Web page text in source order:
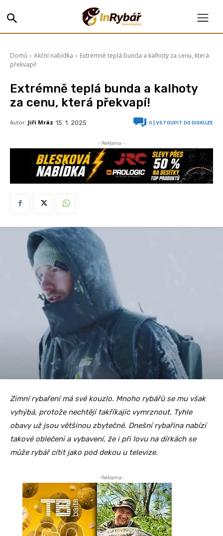
Domů Akční nabídka
Extrémně teplá bunda a kalhoty za cenu, která
překvapí!
Extrémně teplá bunda a kalhoty
za cenu, která překvapí!
Autor: Jiří Mráz 15. 1. 2025 0 | VSTOUPIT DO DISKUZE
- Reklama -
Zimní rybaření má své kouzlo. Mnoho rybářů se mu však
vyhýbá, protože nechtějí takříkajíc vymrznout. Tyhle
obavy už jsou většinou zbytečné. Dnešní rybařina nabízí
takové oblečení a vybavení, že i při lovu na dírkách se
může rybář cítit jako pod dekou u televize.
-Reklama-